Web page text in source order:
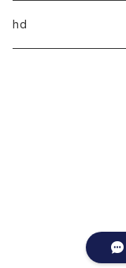
hd